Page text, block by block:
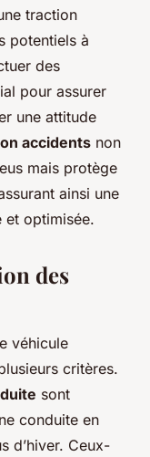
traction
potentiels à
des
pour assurer
une attitude
accidents non
mais protège
ainsi une
et optimisée.
des
véhicule
critères.
sont
conduite en
d’hiver. Ceux-